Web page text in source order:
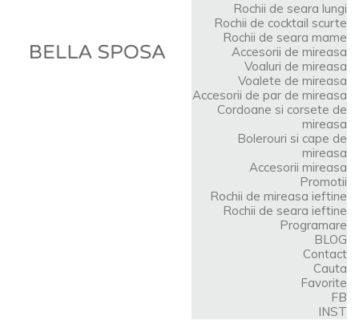
Rochii de seara lungi
Rochii de cocktail scurte
Rochii de seara mame
Accesorii de mireasa
Voaluri de mireasa
Voalete de mireasa
Accesorii de par de mireasa
Cordoane si corsete de
mireasa
Bolerouri si cape de
mireasa
Accesorii mireasa
Promotii
Rochii de mireasa ieftine
Rochii de seara ieftine
Programare
BLOG
Contact
Cauta
Favorite
FB
INST